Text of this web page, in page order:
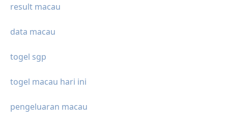
result macau
data macau
togel sgp
togel macau hari ini
pengeluaran macau